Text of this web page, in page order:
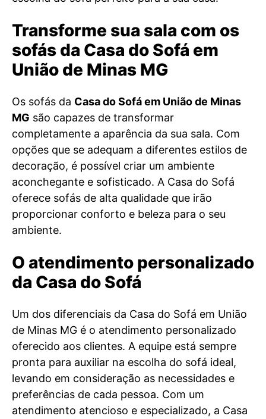
Transforme sua sala com os
sofás da Casa do Sofá em
União de Minas MG
Os sofás da Casa do Sofá em União de Minas
MG são capazes de transformar
completamente a aparência da sua sala. Com
opções que se adequam a diferentes estilos de
decoração, é possível criar um ambiente
aconchegante e sofisticado. A Casa do Sofá
oferece sofás de alta qualidade que irão
proporcionar conforto e beleza para o seu
ambiente.
O atendimento personalizado
da Casa do Sofá
Um dos diferenciais da Casa do Sofá em União
de Minas MG é o atendimento personalizado
oferecido aos clientes. A equipe está sempre
pronta para auxiliar na escolha do sofá ideal,
levando em consideração as necessidades e
preferências de cada pessoa. Com um
atendimento atencioso e especializado, a Casa